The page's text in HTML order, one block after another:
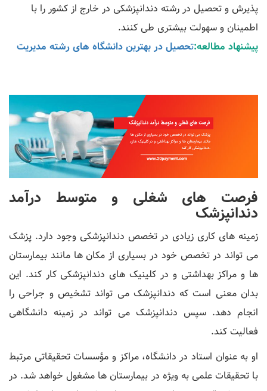
پذیرش و تحصیل در رشته دندانپزشکی در خارج از کشور را با
اطمینان و سهولت بیشتری طی کنند.
پیشنهاد مطالعه:تحصیل در بهترین دانشگاه های رشته مدیریت
فرصت های شغلی و متوسط درآمد
دندانپزشک
زمینه های کاری زیادی در تخصص دندانپزشکی وجود دارد. پزشک
می تواند در تخصص خود در بسیاری از مکان ها مانند بیمارستان
ها و مراکز بهداشتی و در کلینیک های دندانپزشکی کار کند. این
بدان معنی است که دندانپزشک می تواند تشخیص و جراحی را
انجام دهد. سپس دندانپزشک می تواند در زمینه دانشگاهی
فعالیت کند.
او به عنوان استاد در دانشگاه، مراکز و مؤسسات تحقیقاتی مرتبط
با تحقیقات علمی به ویژه در بیمارستان ها مشغول خواهد شد. در